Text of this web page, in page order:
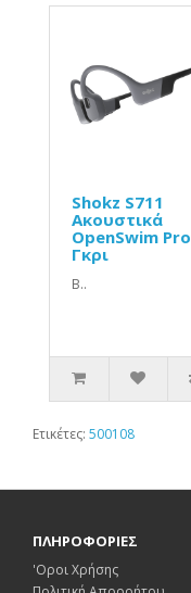
Shokz S711
Ακουστικά
OpenSwim Pro
Γκρι
B..
Ετικέτες: 500108
ΠΛΗΡΟΦΟΡΙΕΣ
'Οροι Χρήσης